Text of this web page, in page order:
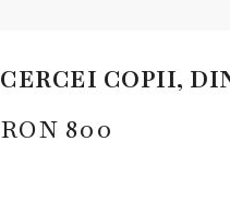
CERCEI COPII,
RON 800